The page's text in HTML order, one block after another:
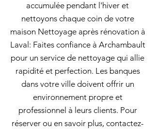
accumulée pendant l'hiver et
nettoyons chaque coin de votre
maison Nettoyage après rénovation à
Laval: Faites confiance à Archambault
pour un service de nettoyage qui allie
rapidité et perfection. Les banques
dans votre ville doivent offrir un
environnement propre et
professionnel à leurs clients. Pour
réserver ou en savoir plus, contactez-